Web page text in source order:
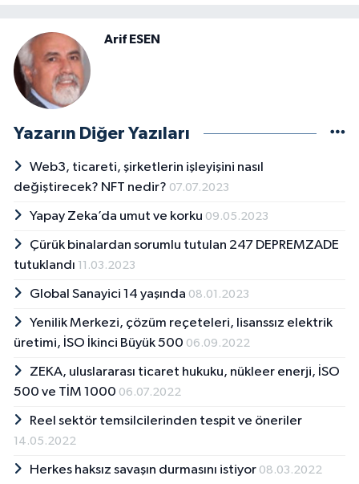
Arif ESEN
Yazarın Diğer Yazıları
Web3, ticareti, şirketlerin işleyişini nasıl
değiştirecek? NFT nedir? 07.07.2023
Yapay Zeka’da umut ve korku 09.05.2023
Çürük binalardan sorumlu tutulan 247 DEPREMZADE
tutuklandı 11.03.2023
Global Sanayici 14 yaşında 08.01.2023
Yenilik Merkezi, çözüm reçeteleri, lisanssız elektrik
üretimi, İSO İkinci Büyük 500 06.09.2022
ZEKA, uluslararası ticaret hukuku, nükleer enerji, İSO
500 ve TİM 1000 06.07.2022
Reel sektör temsilcilerinden tespit ve öneriler
14.05.2022
Herkes haksız savaşın durmasını istiyor 08.03.2022